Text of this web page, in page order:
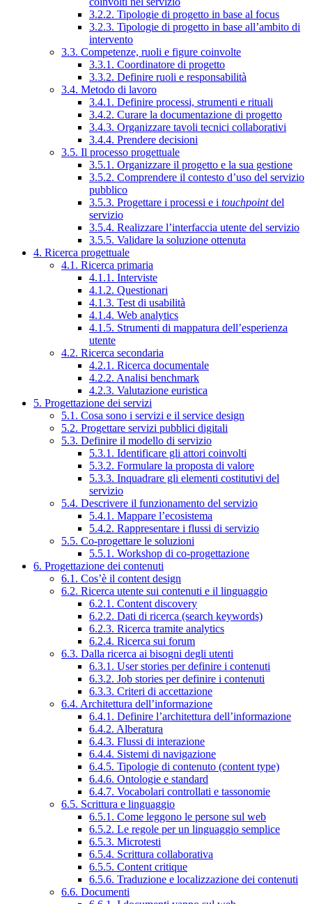
3.2.2. Tipologie di progetto in base al focus
3.2.3. Tipologie di progetto in base all’ambito di
intervento
3.3. Competenze, ruoli e figure coinvolte
3.3.1. Coordinatore di progetto
3.3.2. Definire ruoli e responsabilità
3.4. Metodo di lavoro
3.4.1. Definire processi, strumenti e rituali
3.4.2. Curare la documentazione di progetto
3.4.3. Organizzare tavoli tecnici collaborativi
3.4.4. Prendere decisioni
3.5. Il processo progettuale
3.5.1. Organizzare il progetto e la sua gestione
3.5.2. Comprendere il contesto d’uso del servizio
pubblico
3.5.3. Progettare i processi e i touchpointdel
servizio
3.5.4. Realizzare l’interfaccia utente del servizio
3.5.5. Validare la soluzione ottenuta
4. Ricerca progettuale
4.1. Ricerca primaria
4.1.1. Interviste
4.1.2. Questionari
4.1.3. Test di usabilità
4.1.4. Web analytics
4.1.5. Strumenti di mappatura dell’esperienza
utente
4.2. Ricerca secondaria
4.2.1. Ricerca documentale
4.2.2. Analisi benchmark
4.2.3. Valutazione euristica
5. Progettazione dei servizi
5.1. Cosa sono i servizi e il service design
5.2. Progettare servizi pubblici digitali
5.3. Definire il modello di servizio
5.3.1. Identificare gli attori coinvolti
5.3.2. Formulare la proposta di valore
5.3.3. Inquadrare gli elementi costitutivi del
servizio
5.4. Descrivere il funzionamento del servizio
5.4.1. Mappare l’ecosistema
5.4.2. Rappresentare i flussi di servizio
5.5. Co-progettare le soluzioni
5.5.1. Workshop di co-progettazione
6. Progettazione dei contenuti
6.1. Cos’è il content design
6.2. Ricerca utente sui contenuti e il linguaggio
6.2.1. Content discovery
6.2.2. Dati di ricerca (search keywords)
6.2.3. Ricerca tramite analytics
6.2.4. Ricerca sui forum
6.3. Dalla ricerca ai bisogni degli utenti
6.3.1. User stories per definire i contenuti
6.3.2. Job stories per definire i contenuti
6.3.3. Criteri di accettazione
6.4. Architettura dell’informazione
6.4.1. Definire l’architettura dell’informazione
6.4.2. Alberatura
6.4.3. Flussi di interazione
6.4.4. Sistemi di navigazione
6.4.5. Tipologie di contenuto (content type)
6.4.6. Ontologie e standard
6.4.7. Vocabolari controllati e tassonomie
6.5. Scrittura e linguaggio
6.5.1. Come leggono le persone sul web
6.5.2. Le regole per un linguaggio semplice
6.5.3. Microtesti
6.5.4. Scrittura collaborativa
6.5.5. Content critique
6.5.6. Traduzione e localizzazione dei contenuti
6.6. Documenti